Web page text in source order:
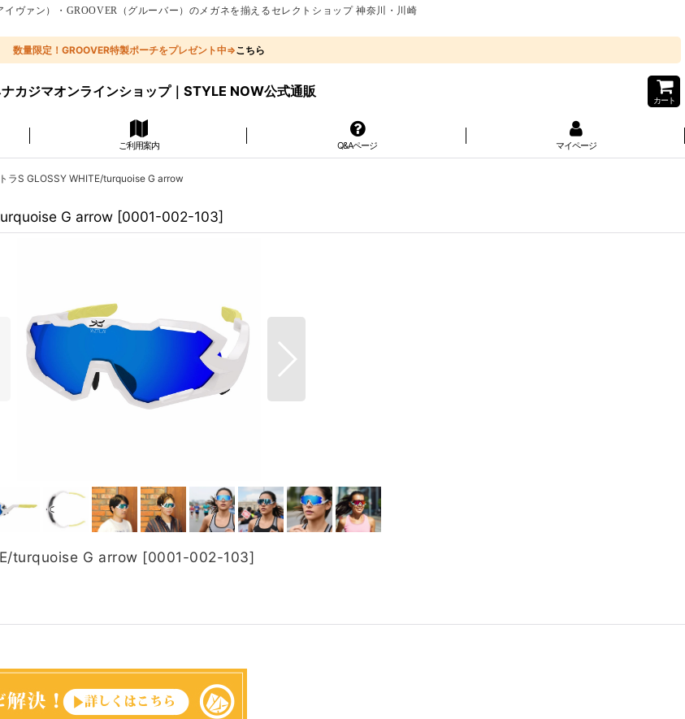
ヴァン）・GROOVER（グルーバー）のメガネを揃えるセレクトショップ 神奈川・川崎
数量限定！GROOVER特製ポーチをプレゼント中⇒こちら
ナカジマオンラインショップ｜STYLE NOW公式通販
カート
ご利用案内 Q&Aページ マイページ
ラS GLOSSY WHITE/turquoise G arrow
G arrow [0001-002-103]
turquoise G arrow [0001-002-103]